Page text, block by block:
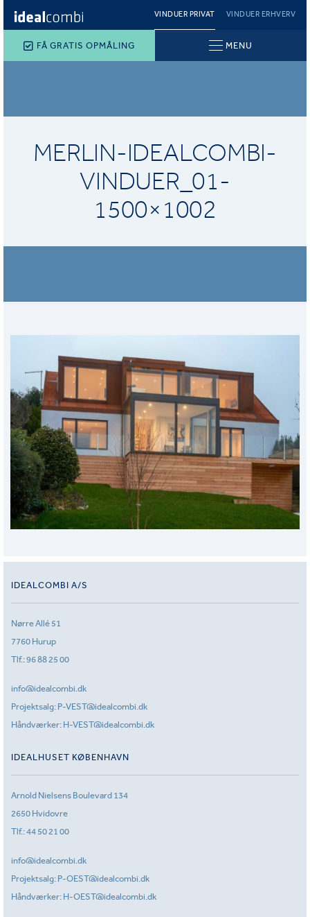
VINDUER PRIVAT VINDUER ERHVERV
FÅ GRATIS OPMÅLING MENU
MERLIN-IDEALCOMBI-
VINDUER_01-
1500×1002
IDEALCOMBI A/S
Nørre Allé 51
7760 Hurup
Tlf.:96 88 25 00
info@idealcombi.dk
Projektsalg: P-VEST@idealcombi.dk
Håndværker: H-VEST@idealcombi.dk
IDEALHUSET KØBENHAVN
Arnold Nielsens Boulevard 134
2650 Hvidovre
Tlf.:44 50 21 00
info@idealcombi.dk
Projektsalg: P-OEST@idealcombi.dk
Håndværker: H-OEST@idealcombi.dk